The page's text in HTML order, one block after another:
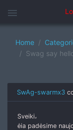
menu
Home
Swag say
SwAg-swarmx3
Sveiki،
ėia padėsime